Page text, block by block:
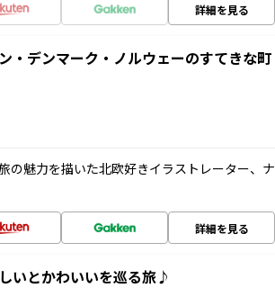
詳細を見る
・デンマーク・ノルウェーのすてきな町
の魅力を描いた北欧好きイラストレーター、ナ
詳細を見る
いとかわいいを巡る旅♪